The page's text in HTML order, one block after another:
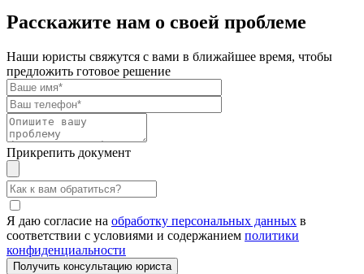
Расскажите нам о своей проблеме
Наши юристы свяжутся с вами в ближайшее время, чтобы
предложить готовое решение
Прикрепить документ
Я даю согласие на обработку персональных данных в
соответствии с условиями и содержанием политики
конфиденциальности